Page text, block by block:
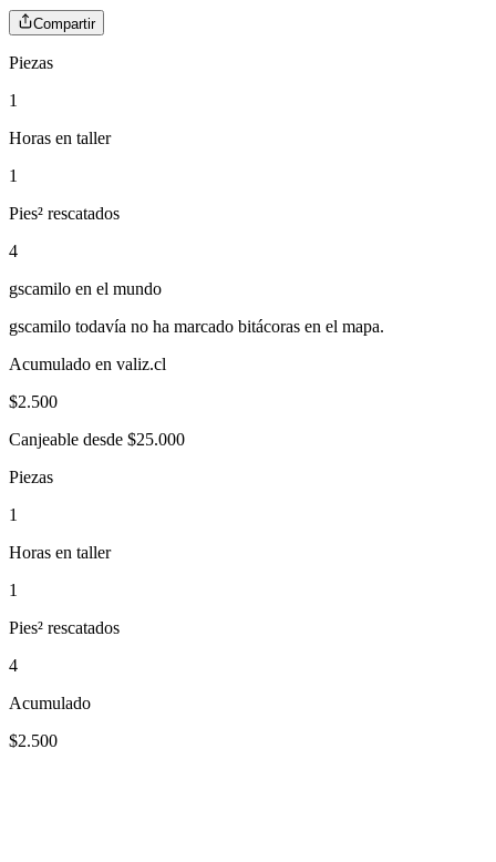
Compartir
Piezas
1
Horas en taller
1
Pies² rescatados
4
gscamilo en el mundo
gscamilo todavía no ha marcado bitácoras en el mapa.
Acumulado en valiz.cl
$2.500
Canjeable desde $25.000
Piezas
1
Horas en taller
1
Pies² rescatados
4
Acumulado
$2.500